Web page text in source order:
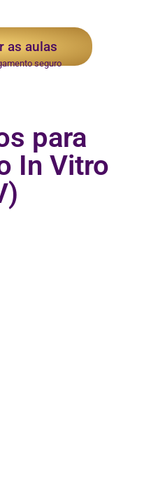
as aulas
seguro
para
In Vitro